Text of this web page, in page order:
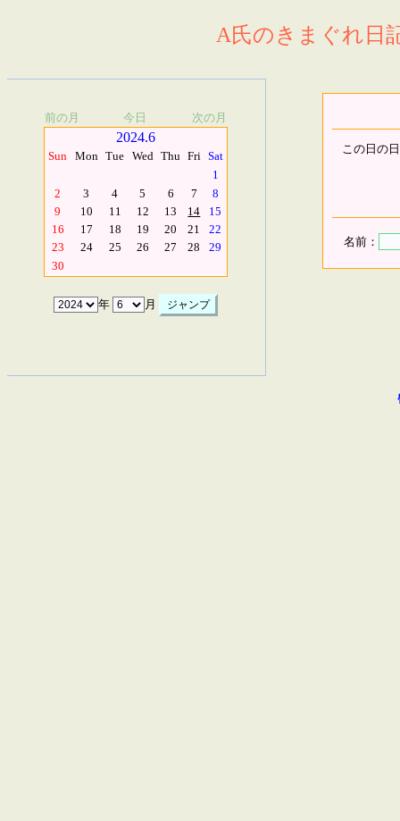
A氏のきまぐれ日
前の月 今日 次の月
2024.6
Sun Mon Tue Wed Thu Fri Sat
1
2
3 4 5 6 7
8
9
10 11 12 13 14
15
16
17 18 19 20 21
22
23
24 25 26 27 28
29
30
年 月
この日の
名前：